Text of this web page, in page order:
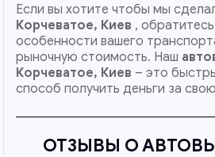
Если вы хотите чтобы мы
Корчеватое, Киев ,
особенности вашего
рыночную стоимость. Наш
Корчеватое, Киев – это
способ получить деньги за
ОТЗЫВЫ О